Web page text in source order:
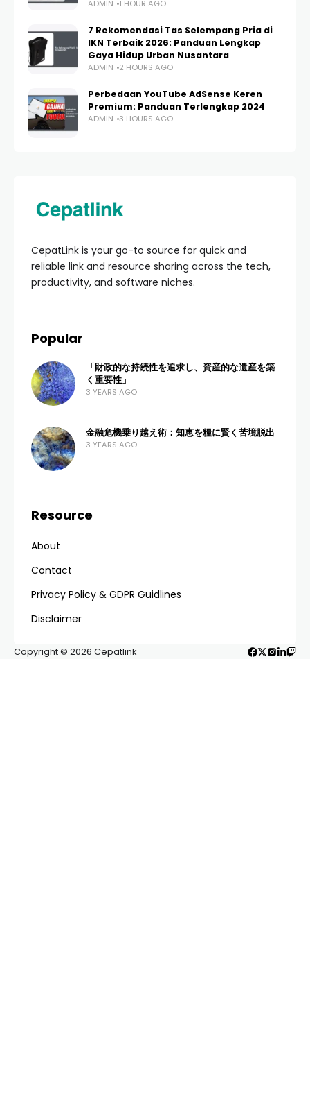
ADMIN 1 HOUR AGO
7 Rekomendasi Tas Selempang Pria di
IKN Terbaik 2026: Panduan Lengkap
Gaya Hidup Urban Nusantara
ADMIN 2 HOURS AGO
Perbedaan YouTube AdSense Keren
Premium: Panduan Terlengkap 2024
ADMIN 3 HOURS AGO
CepatLink is your go-to source for quick and
reliable link and resource sharing across the tech,
productivity, and software niches.
Popular
「財政的な持続性を追求し、資産的な遺産を築
く重要性」
3 YEARS AGO
金融危機乗り越え術：知恵を糧に賢く苦境脱出
3 YEARS AGO
Resource
About
Contact
Privacy Policy & GDPR Guidlines
Disclaimer
Copyright © 2026 Cepatlink